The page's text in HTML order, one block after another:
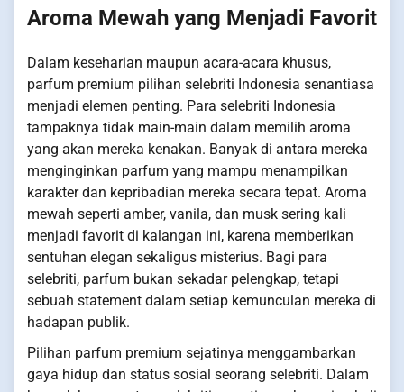
Aroma Mewah yang Menjadi Favorit
Dalam keseharian maupun acara-acara khusus,
parfum premium pilihan selebriti Indonesia senantiasa
menjadi elemen penting. Para selebriti Indonesia
tampaknya tidak main-main dalam memilih aroma
yang akan mereka kenakan. Banyak di antara mereka
menginginkan parfum yang mampu menampilkan
karakter dan kepribadian mereka secara tepat. Aroma
mewah seperti amber, vanila, dan musk sering kali
menjadi favorit di kalangan ini, karena memberikan
sentuhan elegan sekaligus misterius. Bagi para
selebriti, parfum bukan sekadar pelengkap, tetapi
sebuah statement dalam setiap kemunculan mereka di
hadapan publik.
Pilihan parfum premium sejatinya menggambarkan
gaya hidup dan status sosial seorang selebriti. Dalam